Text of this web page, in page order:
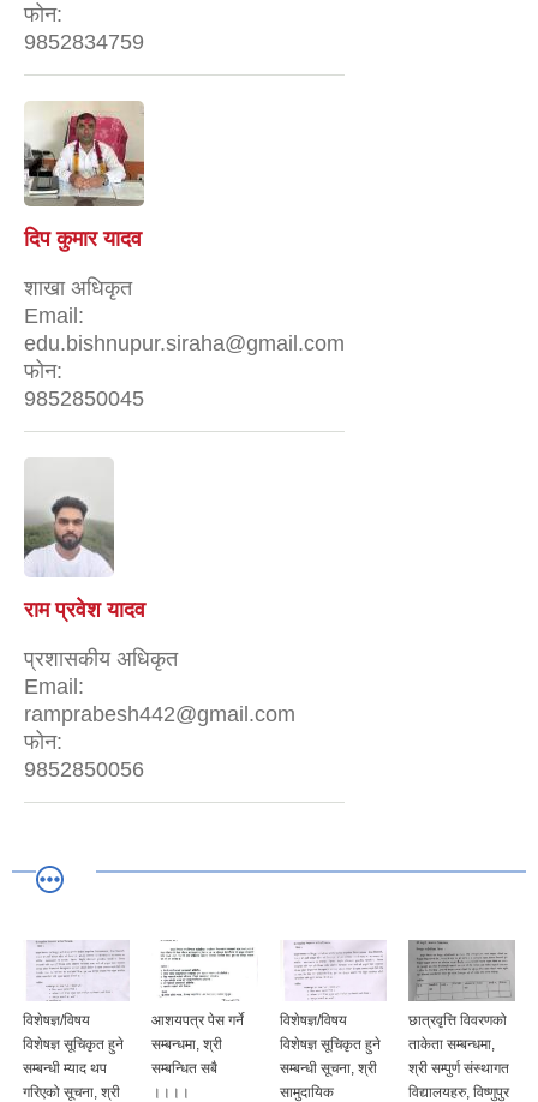
फोन:
9852834759
दिप कुमार यादव
शाखा अधिकृत
Email:
edu.bishnupur.siraha@gmail.com
फोन:
9852850045
राम प्रवेश यादव
प्रशासकीय अधिकृत
Email:
ramprabesh442@gmail.com
फोन:
9852850056
विशेषज्ञ/विषय
विशेषज्ञ सूचिकृत हुने
सम्बन्धी म्याद थप
गरिएको सूचना, श्री
आशयपत्र पेस गर्ने
सम्बन्धमा, श्री
सम्बन्धित सबै
।।।।
विशेषज्ञ/विषय
विशेषज्ञ सूचिकृत हुने
सम्बन्धी सूचना, श्री
सामुदायिक
छात्रवृत्ति विवरणको
ताकेता सम्बन्धमा,
श्री सम्पुर्ण संस्थागत
विद्यालयहरु, विष्णुपुर